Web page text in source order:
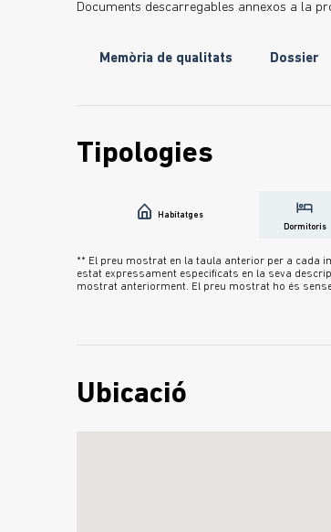
Documents descarregables annexos a la
Memòria de qualitats Dossier
Tipologies
Habitatges
Dormitoris
** El preu mostrat en la taula anterior per a cada
estat expressament especificats en la seva
mostrat anteriorment. El preu mostrat ho és
Ubicació